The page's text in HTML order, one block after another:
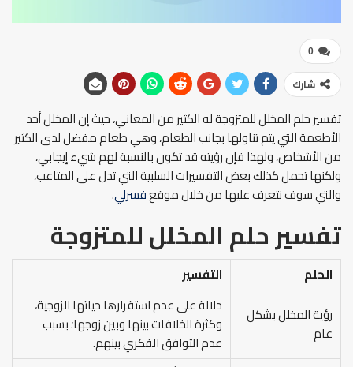
0
شارك
تفسير حلم المخلل للمتزوجة له الكثير من المعاني، حيث إن المخلل أحد
الأطعمة التي يتم تناولها بجانب الطعام، وهي طعام مفضل لدى الكثير
من الأشخاص، ولهذا فإن رؤيته قد تكون بالنسبة لهم شيء إيجابي،
ولكنها تحمل كذلك بعض التفسيرات السلبية التي تدل على المتاعب،
والتي سوف نتعرف عليها من خلال موقعفسرلي.
تفسير حلم المخلل للمتزوجة
الحلم
التفسير
رؤية المخلل بشكل
عام
دلالة على عدم استقرارها حياتها الزوجية،
وكثرة الخلافات بينها وبين زوجها؛ بسبب
عدم التوافق الفكري بينهم.